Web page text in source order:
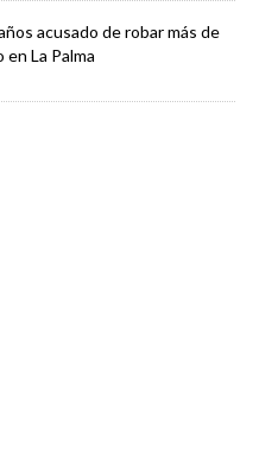
acusado de robar más de
La Palma